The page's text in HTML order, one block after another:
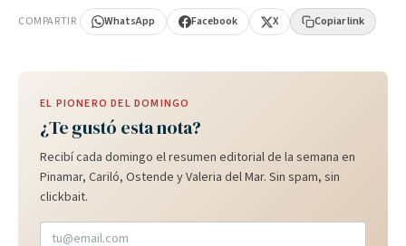
COMPARTIR WhatsApp Facebook X Copiar link
EL PIONERO DEL DOMINGO
¿Te gustó esta nota?
Recibí cada domingo el resumen editorial de la semana en
Pinamar, Cariló, Ostende y Valeria del Mar. Sin spam, sin
clickbait.